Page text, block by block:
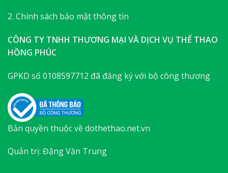
2. Chính sách bảo mật thông tin
CÔNG TY TNHH THƯƠNG MẠI VÀ DỊCH VỤ THỂ THAO
HỒNG PHÚC
GPKD số 0108597712 đã đăng ký với bộ công thương
Bản quyền thuộc về dothethao.net.vn
Quản trị: Đặng Văn Trung